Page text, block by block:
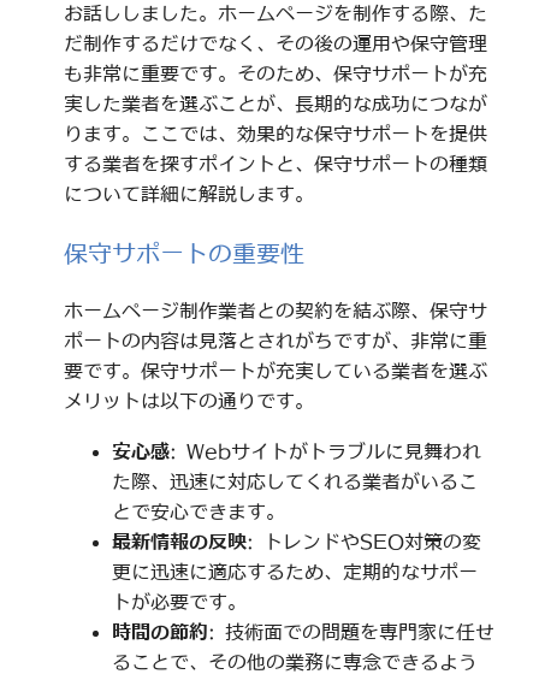
お話ししました。ホームページを制作する際、た
だ制作するだけでなく、その後の運用や保守管理
も非常に重要です。そのため、保守サポートが充
実した業者を選ぶことが、長期的な成功につなが
ります。ここでは、効果的な保守サポートを提供
する業者を探すポイントと、保守サポートの種類
について詳細に解説します。
保守サポートの重要性
ホームページ制作業者との契約を結ぶ際、保守サ
ポートの内容は見落とされがちですが、非常に重
要です。保守サポートが充実している業者を選ぶ
メリットは以下の通りです。
安心感: Webサイトがトラブルに見舞われ
た際、迅速に対応してくれる業者がいるこ
とで安心できます。
最新情報の反映: トレンドやSEO対策の変
更に迅速に適応するため、定期的なサポー
トが必要です。
時間の節約: 技術面での問題を専門家に任せ
ることで、その他の業務に専念できるよう